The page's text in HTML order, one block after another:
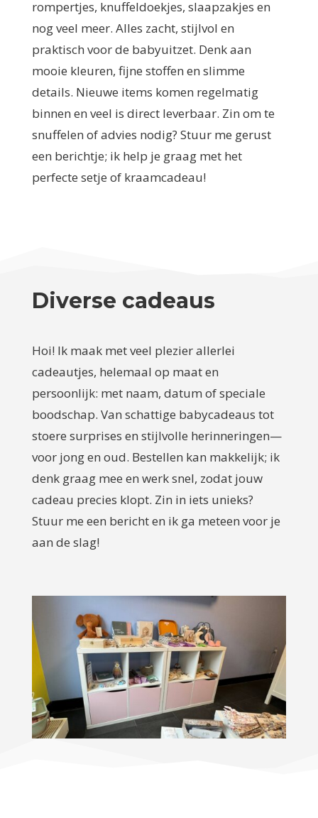
rompertjes, knuffeldoekjes, slaapzakjes en
nog veel meer. Alles zacht, stijlvol en
praktisch voor de babyuitzet. Denk aan
mooie kleuren, fijne stoffen en slimme
details. Nieuwe items komen regelmatig
binnen en veel is direct leverbaar. Zin om te
snuffelen of advies nodig? Stuur me gerust
een berichtje; ik help je graag met het
perfecte setje of kraamcadeau!
Diverse cadeaus
Hoi! Ik maak met veel plezier allerlei
cadeautjes, helemaal op maat en
persoonlijk: met naam, datum of speciale
boodschap. Van schattige babycadeaus tot
stoere surprises en stijlvolle herinneringen—
voor jong en oud. Bestellen kan makkelijk; ik
denk graag mee en werk snel, zodat jouw
cadeau precies klopt. Zin in iets unieks?
Stuur me een bericht en ik ga meteen voor je
aan de slag!